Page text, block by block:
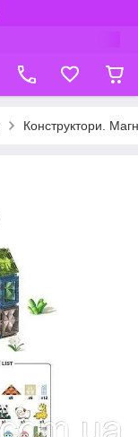
Конструктори.